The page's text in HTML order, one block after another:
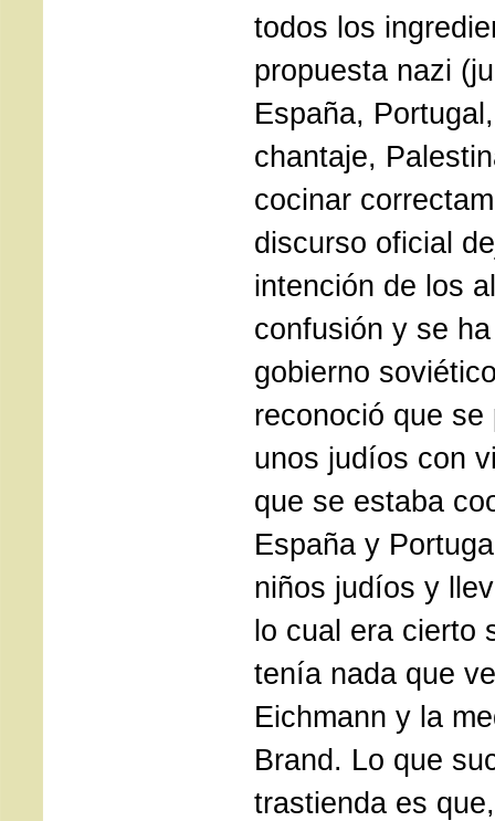
todos los
propuesta nazi
España,
chantaje,
cocinar
discurso oficial
intención de los
confusión y se
gobierno
reconoció que
unos judíos con
que se estaba
España y
niños judíos y
lo cual era cierto
tenía nada que
Eichmann y la
Brand. Lo que
trastienda es